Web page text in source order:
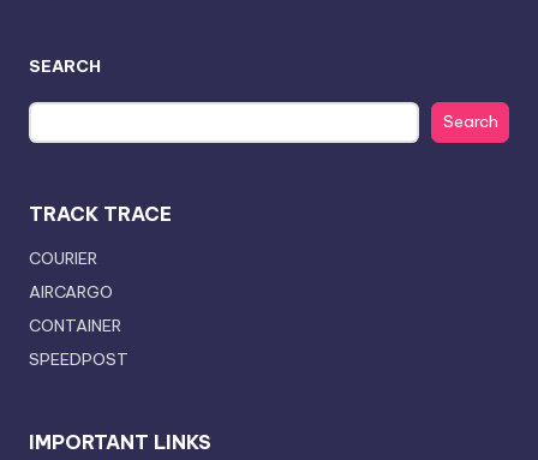
SEARCH
Search
TRACK TRACE
COURIER
AIRCARGO
CONTAINER
SPEEDPOST
IMPORTANT LINKS